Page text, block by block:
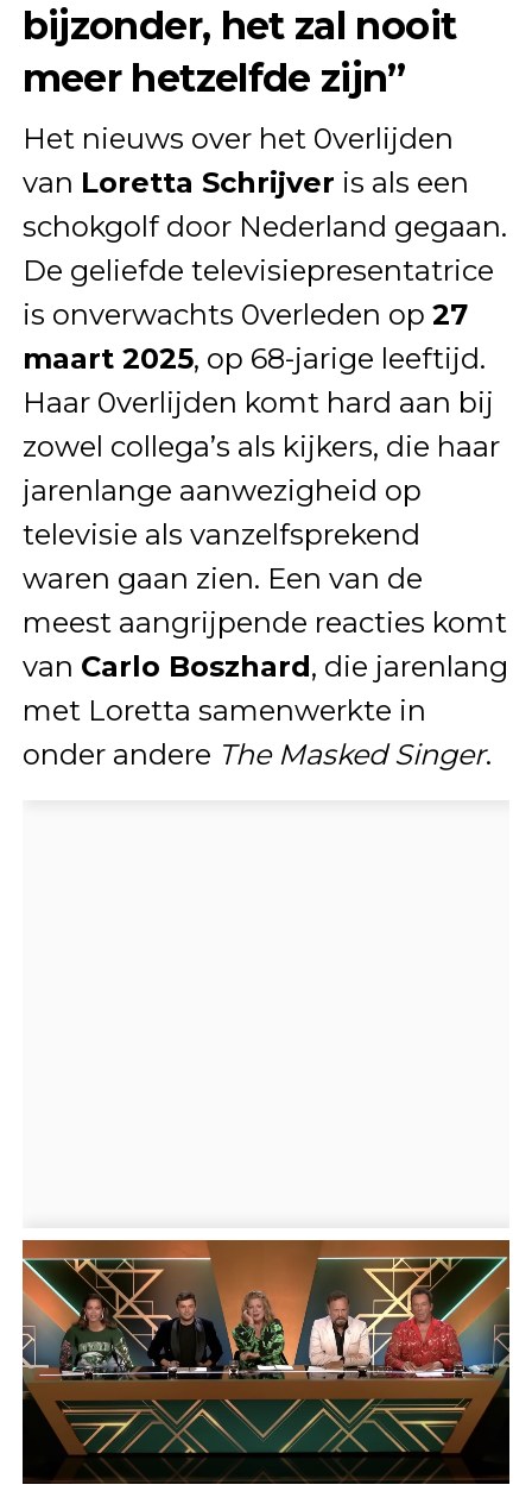
bijzonder, het zal nooit
meer hetzelfde zijn”
Het nieuws over het 0verlijden
van Loretta Schrijver is als een
schokgolf door Nederland gegaan.
De geliefde televisiepresentatrice
is onverwachts 0verleden op 27
maart 2025, op 68-jarige leeftijd.
Haar 0verlijden komt hard aan bij
zowel collega’s als kijkers, die haar
jarenlange aanwezigheid op
televisie als vanzelfsprekend
waren gaan zien. Een van de
meest aangrijpende reacties komt
van Carlo Boszhard, die jarenlang
met Loretta samenwerkte in
onder andere The Masked Singer.